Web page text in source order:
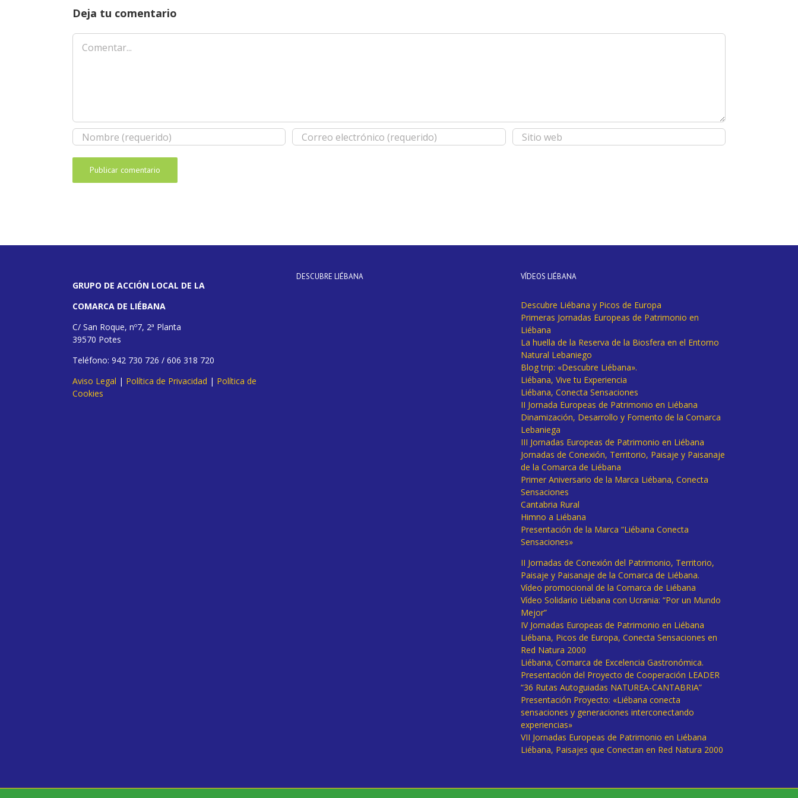
Deja tu comentario
Comentar
GRUPO DE ACCIÓN LOCAL DE LA
COMARCA DE LIÉBANA
C/ San Roque, nº7, 2ª Planta
39570 Potes
Teléfono: 942 730 726 / 606 318 720
Aviso Legal | Política de Privacidad | Política de
Cookies
DESCUBRE LIÉBANA VÍDEOS LIÉBANA
Descubre Liébana y Picos de Europa
Primeras Jornadas Europeas de Patrimonio en
Liébana
La huella de la Reserva de la Biosfera en el Entorno
Natural Lebaniego
Blog trip: «Descubre Liébana».
Liébana, Vive tu Experiencia
Liébana, Conecta Sensaciones
II Jornada Europeas de Patrimonio en Liébana
Dinamización, Desarrollo y Fomento de la Comarca
Lebaniega
III Jornadas Europeas de Patrimonio en Liébana
Jornadas de Conexión, Territorio, Paisaje y Paisanaje
de la Comarca de Liébana
Primer Aniversario de la Marca Liébana, Conecta
Sensaciones
Cantabria Rural
Himno a Liébana
Presentación de la Marca “Liébana Conecta
Sensaciones»
II Jornadas de Conexión del Patrimonio, Territorio,
Paisaje y Paisanaje de la Comarca de Liébana.
Vídeo promocional de la Comarca de Liébana
Vídeo Solidario Liébana con Ucrania: “Por un Mundo
Mejor”
IV Jornadas Europeas de Patrimonio en Liébana
Liébana, Picos de Europa, Conecta Sensaciones en
Red Natura 2000
Liébana, Comarca de Excelencia Gastronómica.
Presentación del Proyecto de Cooperación LEADER
“36 Rutas Autoguiadas NATUREA-CANTABRIA”
Presentación Proyecto: «Liébana conecta
sensaciones y generaciones interconectando
experiencias»
VII Jornadas Europeas de Patrimonio en Liébana
Liébana, Paisajes que Conectan en Red Natura 2000